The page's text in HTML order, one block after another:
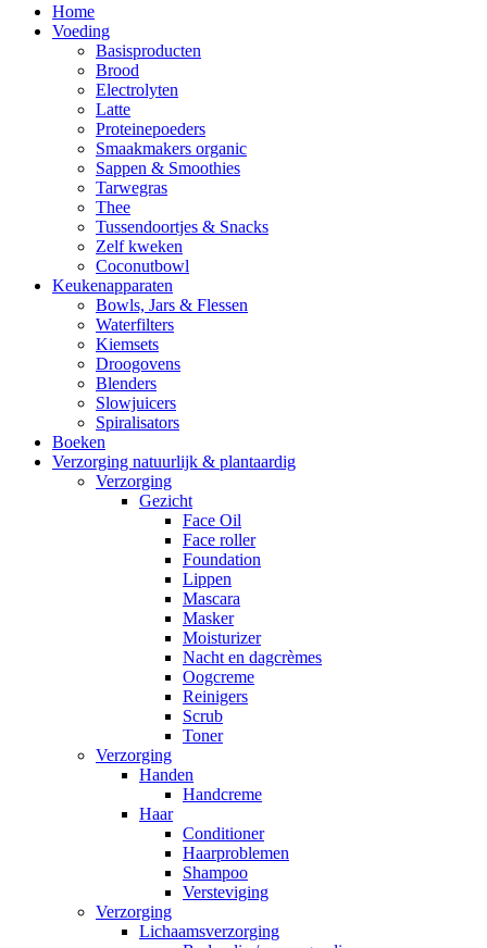
Home
Voeding
Basisproducten
Brood
Electrolyten
Latte
Proteinepoeders
Smaakmakers organic
Sappen & Smoothies
Tarwegras
Thee
Tussendoortjes & Snacks
Zelf kweken
Coconutbowl
Keukenapparaten
Bowls, Jars & Flessen
Waterfilters
Kiemsets
Droogovens
Blenders
Slowjuicers
Spiralisators
Boeken
Verzorging natuurlijk & plantaardig
Verzorging
Gezicht
Face Oil
Face roller
Foundation
Lippen
Mascara
Masker
Moisturizer
Nacht en dagcrèmes
Oogcreme
Reinigers
Scrub
Toner
Verzorging
Handen
Handcreme
Haar
Conditioner
Haarproblemen
Shampoo
Versteviging
Verzorging
Lichaamsverzorging